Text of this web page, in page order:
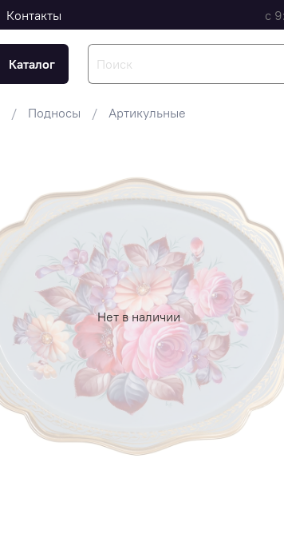
Контакты с
Каталог
Подносы Артикульные
Нет в наличии